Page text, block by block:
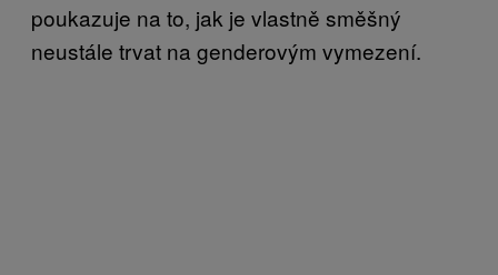
poukazuje na to, jak je vlastně směšný
neustále trvat na genderovým vymezení.